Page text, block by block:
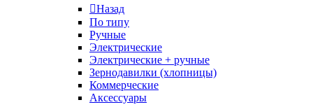
Назад
По типу
Ручные
Электрические
Электрические + ручные
Зернодавилки (хлопницы)
Коммерческие
Аксессуары